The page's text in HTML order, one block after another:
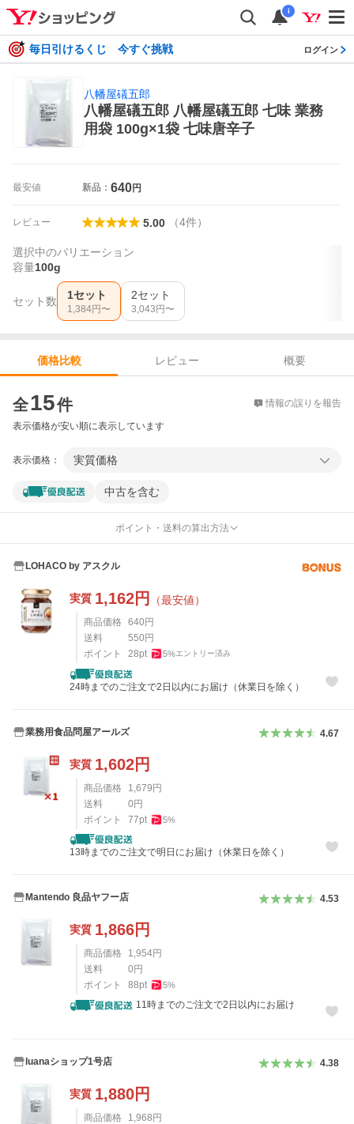
i
毎日引けるくじ 今すぐ挑戦 ログイン
八幡屋礒五郎
八幡屋礒五郎 八幡屋礒五郎 七味 業務
用袋 100g×1袋 七味唐辛子
最安値 新品： 640円
レビュー 5.00 （4件）
選択中のバリエーション
容量100g
セット数 1セット
1,384円〜
2セット
3,043 円〜
価格比較 レビュー
概要
全15件 情報の誤りを報告
表示価格が安い順に表示しています
表示価格： 実質価格
中古を含む
ポイント・送料の算出方法
LOHACO by アスクル
実質 1,162円 （最安値）
商品価格 640 円
送料
550 円
ポイント
28pt 5%エントリー済み
24時までのご注文で2日以内にお届け（休業日を除く）
業務用食品問屋アールズ 4.67
実質 1,602円
商品価格 1,679円
送料
0円
ポイント
77pt 5%
13時までのご注文で明日にお届け（休業日を除く）
Mantendo 良品ヤフー店 4.53
実質 1,866円
商品価格 1,954円
送料
0 円
ポイント
88pt 5%
11時までのご注文で2日以内にお届け
luanaショップ1号店 4.38
実質 1,880円
商品価格 1,968 円